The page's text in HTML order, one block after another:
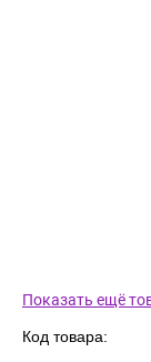
Показать ещё
Код товара: